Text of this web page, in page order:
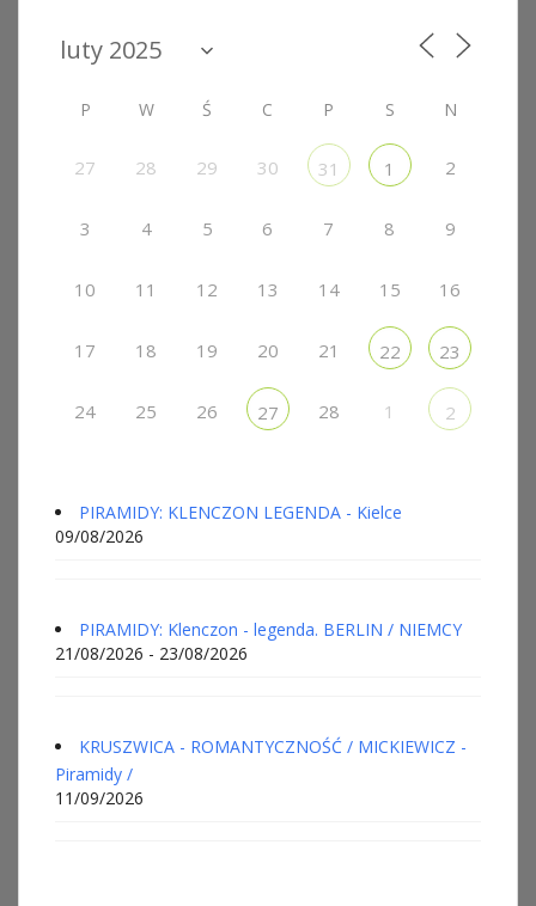
P W Ś C P S N
27 28 29 30 31 1 2
3 4 5 6 7 8 9
10 11 12 13 14 15 16
17 18 19 20 21 22 23
24 25 26 27 28 1 2
PIRAMIDY: KLENCZON LEGENDA - Kielce
09/08/2026
PIRAMIDY: Klenczon - legenda. BERLIN / NIEMCY
21/08/2026 - 23/08/2026
KRUSZWICA - ROMANTYCZNOŚĆ / MICKIEWICZ -
Piramidy /
11/09/2026